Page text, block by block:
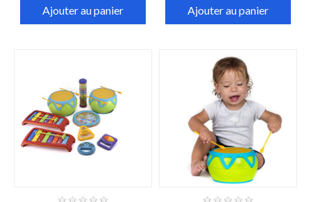
Ajouter au panier Ajouter au panier